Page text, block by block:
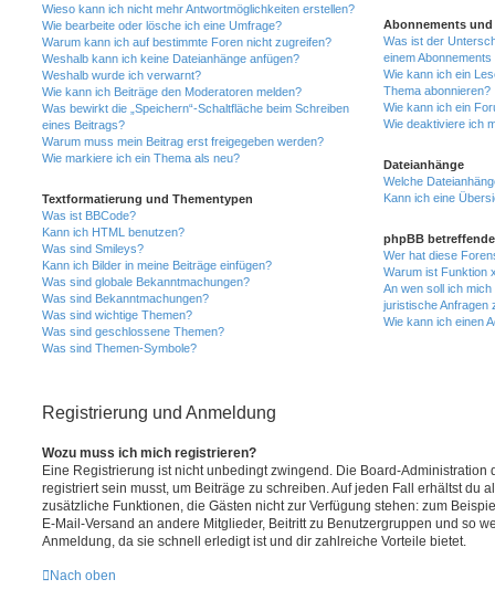
Wieso kann ich nicht mehr Antwortmöglichkeiten erstellen?
Wie bearbeite oder lösche ich eine Umfrage?
Warum kann ich auf bestimmte Foren nicht zugreifen?
Weshalb kann ich keine Dateianhänge anfügen?
Weshalb wurde ich verwarnt?
Wie kann ich Beiträge den Moderatoren melden?
Was bewirkt die „Speichern“-Schaltfläche beim Schreiben
eines Beitrags?
Warum muss mein Beitrag erst freigegeben werden?
Wie markiere ich ein Thema als neu?
Textformatierung und Thementypen
Was ist BBCode?
Kann ich HTML benutzen?
Was sind Smileys?
Kann ich Bilder in meine Beiträge einfügen?
Was sind globale Bekanntmachungen?
Was sind Bekanntmachungen?
Was sind wichtige Themen?
Was sind geschlossene Themen?
Was sind Themen-Symbole?
Abonnements und
Was ist der
einem
Wie kann ich ein
Thema abonnieren?
Wie kann ich ein
Wie deaktiviere ich
Dateianhänge
Welche
Kann ich eine
phpBB
Wer hat diese
Warum ist Funktion
An wen soll ich
juristische Anfragen
Wie kann ich einen
Registrierung und Anmeldung
Wozu muss ich mich registrieren?
Eine Registrierung ist nicht unbedingt zwingend. Die Board-Administration
registriert sein musst, um Beiträge zu schreiben. Auf jeden Fall erhältst du
zusätzliche Funktionen, die Gästen nicht zur Verfügung stehen: zum
E-Mail-Versand an andere Mitglieder, Beitritt zu Benutzergruppen und so
Anmeldung, da sie schnell erledigt ist und dir zahlreiche Vorteile bietet.
Nach oben